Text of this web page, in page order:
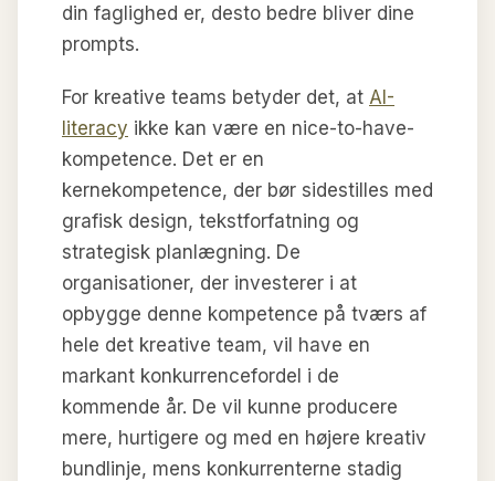
din faglighed er, desto bedre bliver dine
prompts.
For kreative teams betyder det, at AI-
literacy ikke kan være en nice-to-have-
kompetence. Det er en
kernekompetence, der bør sidestilles med
grafisk design, tekstforfatning og
strategisk planlægning. De
organisationer, der investerer i at
opbygge denne kompetence på tværs af
hele det kreative team, vil have en
markant konkurrencefordel i de
kommende år. De vil kunne producere
mere, hurtigere og med en højere kreativ
bundlinje, mens konkurrenterne stadig